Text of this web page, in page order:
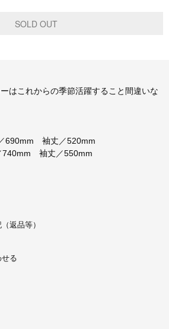
はこれからの季節活躍すること間違いな
690mm 袖丈／520mm
袖丈／550mm
返品等）
る